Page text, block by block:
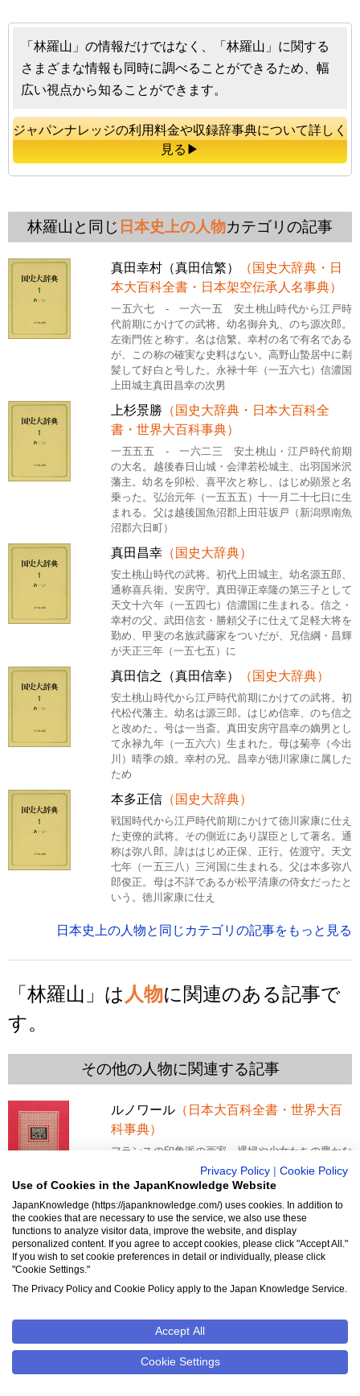
「林羅山」の情報だけではなく、「林羅山」に関する
さまざまな情報も同時に調べることができるため、幅
広い視点から知ることができます。
ジャパンナレッジの利用料金や収録辞事典について詳しく
見る▶
林羅山と同じ 日本史上の人物カテゴリの記事
真田幸村（真田信繁）
（国史大辞典・日
本大百科全書・日本架空伝承人名事典）
一五六七 - 一六一五 安土桃山時代から江戸時
代前期にかけての武将。幼名御弁丸、のち源次郎。
左衛門佐と称す。名は信繁。幸村の名で有名である
が、この称の確実な史料はない。高野山蟄居中に剃
髪して好白と号した。永禄十年（一五六七）信濃国
上田城主真田昌幸の次男
上杉景勝 （国史大辞典・日本大百科全
書・世界大百科事典）
一五五五 - 一六二三 安土桃山・江戸時代前期
の大名。越後春日山城・会津若松城主、出羽国米沢
藩主。幼名を卯松、喜平次と称し、はじめ顕景と名
乗った。弘治元年（一五五五）十一月二十七日に生
まれる。父は越後国魚沼郡上田荘坂戸（新潟県南魚
沼郡六日町）
真田昌幸 （国史大辞典）
安土桃山時代の武将。初代上田城主。幼名源五郎、
通称喜兵衛。安房守。真田弾正幸隆の第三子として
天文十六年（一五四七）信濃国に生まれる。信之・
幸村の父。武田信玄・勝頼父子に仕えて足軽大将を
勤め、甲斐の名族武藤家をついだが、兄信綱・昌輝
が天正三年（一五七五）に
真田信之（真田信幸） （国史大辞典）
安土桃山時代から江戸時代前期にかけての武将。初
代松代藩主。幼名は源三郎。はじめ信幸、のち信之
と改めた。号は一当斎。真田安房守昌幸の嫡男とし
て永禄九年（一五六六）生まれた。母は菊亭（今出
川）晴季の娘。幸村の兄。昌幸が徳川家康に属した
ため
本多正信 （国史大辞典）
戦国時代から江戸時代前期にかけて徳川家康に仕え
た吏僚的武将。その側近にあり謀臣として著名。通
称は弥八郎。諱ははじめ正保、正行。佐渡守。天文
七年（一五三八）三河国に生まれる。父は本多弥八
郎俊正。母は不詳であるが松平清康の侍女だったと
いう。徳川家康に仕え
日本史上の人物と同じカテゴリの記事をもっと見る
「林羅山」は 人物に関連のある記事で
す。
その他の人物に関連する記事
ルノワール （日本大百科全書・世界大百
科事典）
フランスの印象派の画家。裸婦や少女たちの豊かな
魅力を備えた作品によって、国際的にも、日本で
も、もっとも親しまれている画家。1841年2月25日
リに移住。1854年、陶器の工房に絵付（えつけ）
職人として
エジソン（世界大百科事典）
箔蓄音機，カーボンマイクロホン，白熱電球，映
は改良したことで非常に著名である。貧しい材木商
兼穀物商の家に生まれ，小学校には数ヵ月しかいか
ずに母親から教育を受け
ショパン（日本大百科全書・世界大百科
Privacy Policy
Cookie Policy
Use of Cookies in the JapanKnowledge Website
JapanKnowledge (https://japanknowledge.com/) uses cookies. In addition to
the cookies that are necessary to use the service, we also use these
functions to analyze visitor data, improve the website, and display
personalized content. If you agree to accept cookies, please click "Accept All."
If you wish to set cookie preferences in detail or individually, please click
"Cookie Settings."
The Privacy Policy and Cookie Policy apply to the Japan Knowledge Service.
Accept All
Cookie Settings